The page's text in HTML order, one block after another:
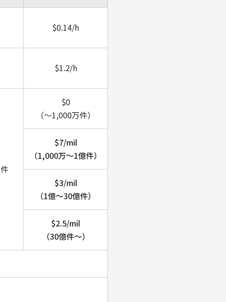
$0.14/h
$1.2/h
$0
（～1,000万件）
$7/mil
（1,000万～1億件）
$3/mil
（1億～30億件）
$2.5/mil
（30億件～）